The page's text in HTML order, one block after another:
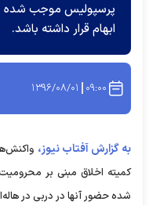
پرسپولیس موجب شده
ابهام قرار داشته باشد.
۰۹:۰۰ ۱۳۹۶/۰۸/۰۱
به گزارش آفتاب نیوز،
کمیته اخلاق مبنی بر
شده حضور آنها در دربی در